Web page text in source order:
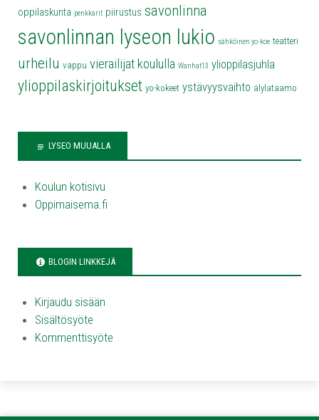
oppilaskunta penkkarit piirustus savonlinna
savonlinnan lyseon lukio sähköinen yo-koe teatteri
urheilu vappu vierailijat koululla Wanhat13 ylioppilasjuhla
ylioppilaskirjoitukset yo-kokeet ystävyysvaihto älylataamo
LYSEO MUUALLA
Koulun kotisivu
Oppimaisema.fi
BLOGIN LINKKEJÄ
Kirjaudu sisään
Sisältösyöte
Kommenttisyöte